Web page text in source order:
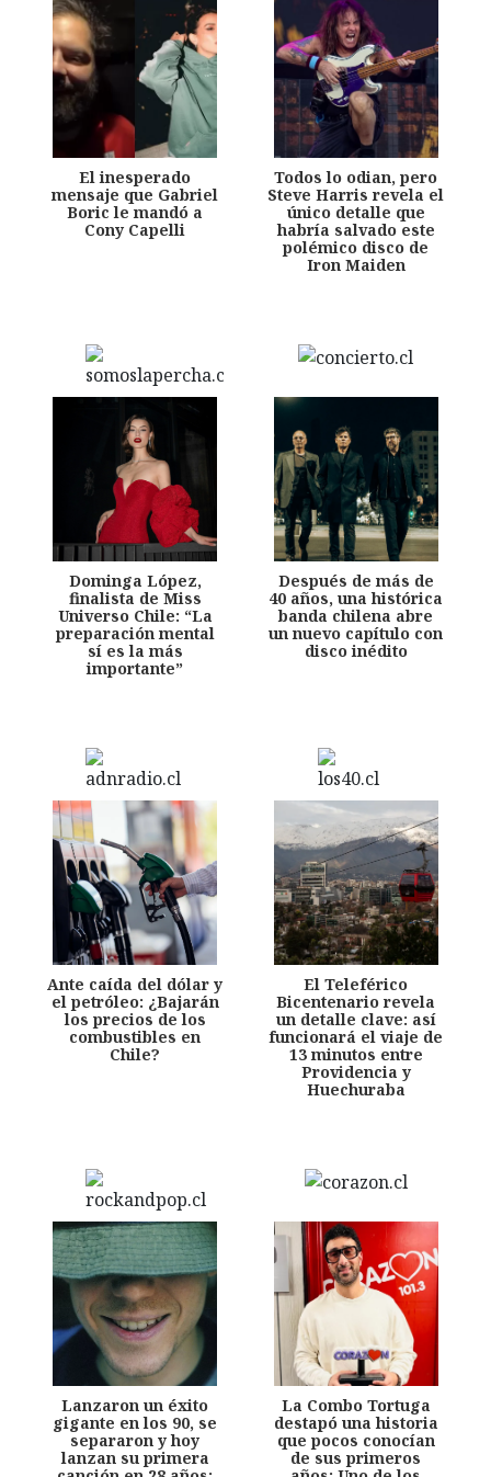
El inesperado
mensaje que Gabriel
Boric le mandó a
Cony Capelli
Todos lo odian, pero
Steve Harris revela el
único detalle que
habría salvado este
polémico disco de
Iron Maiden
Dominga López,
finalista de Miss
Universo Chile: “La
preparación mental
sí es la más
importante”
Después de más de
40 años, una histórica
banda chilena abre
un nuevo capítulo con
disco inédito
Ante caída del dólar y
el petróleo: ¿Bajarán
los precios de los
combustibles en
Chile?
El Teleférico
Bicentenario revela
un detalle clave: así
funcionará el viaje de
13 minutos entre
Providencia y
Huechuraba
Lanzaron un éxito
gigante en los 90, se
separaron y hoy
lanzan su primera
La Combo Tortuga
destapó una historia
que pocos conocían
de sus primeros